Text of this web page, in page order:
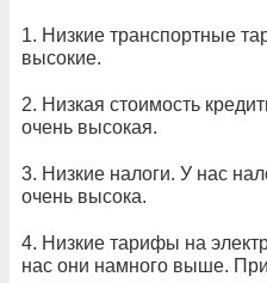
1. Низкие транспортные
высокие.
2. Низкая стоимость
очень высокая.
3. Низкие налоги. У нас
очень высока.
4. Низкие тарифы на
нас они намного выше.